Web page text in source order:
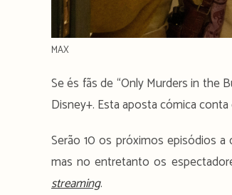
MAX
Se és fãs de “Only Murders in the
Disney+. Esta aposta cómica
Serão 10 os próximos episódios
mas no entretanto os
streaming.